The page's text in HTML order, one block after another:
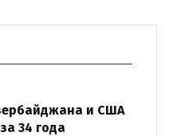
и США
34 года